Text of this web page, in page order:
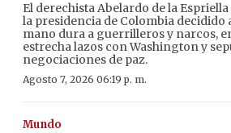
El derechista Abelardo de la
la presidencia de Colombia decidido
mano dura a guerrilleros y narcos,
estrecha lazos con Washington y
negociaciones de paz.
Agosto 7, 2026 06:19 p. m.
Mundo